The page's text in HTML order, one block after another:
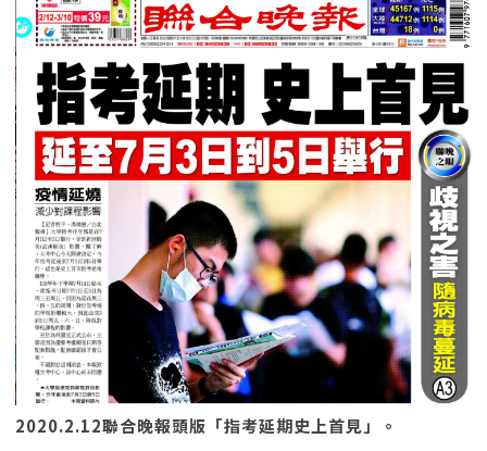
2020.2.12聯合晚報頭版「指考延期史上首見」。